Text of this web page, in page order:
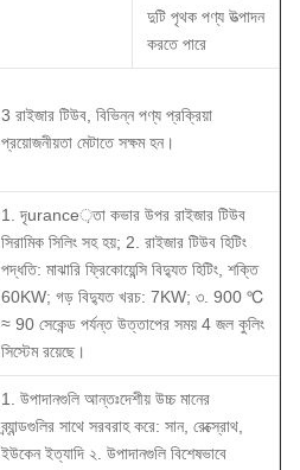
দুটি পৃথক পণ্য উত্পাদন
করতে পারে
3 রাইজার টিউব, বিভিন্ন পণ্য প্রক্রিয়া
প্রয়োজনীয়তা মেটাতে সক্ষম হন।
1. দৃurance়তা কভার উপর রাইজার টিউব
সিরামিক সিলিং সহ হয়; 2. রাইজার টিউব হিটিং
পদ্ধতি: মাঝারি ফ্রিকোয়েন্সি বিদ্যুত হিটিং, শক্তি
60KW; গড় বিদ্যুত খরচ: 7KW; ৩. 900 ℃
≈ 90 সেকেন্ড পর্যন্ত উত্তাপের সময় 4 জল কুলিং
সিস্টেম রয়েছে।
1. উপাদানগুলি আন্তঃদেশীয় উচ্চ মানের
ব্র্যান্ডগুলির সাথে সরবরাহ করে: সান, রেক্স্রোথ,
ইউকেন ইত্যাদি ২. উপাদানগুলি বিশেষভাবে